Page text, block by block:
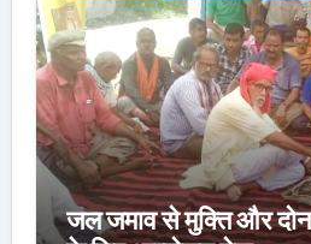
जल जमाव से मुक्ति और